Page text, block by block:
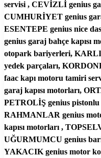
servisi , CEVİZLİ genius
CUMHURİYET genius
ESENTEPE genius nice
genius garaj bahçe kapısı
otopark bariyerleri,
yedek parçaları,
faac kapı motoru tamiri
garaj kapısı motorları,
PETROLİŞ genius pistonlu
RAHMANLAR genius
kapısı motorları ,
UĞURMUMCU genius
YAKACIK genius motor